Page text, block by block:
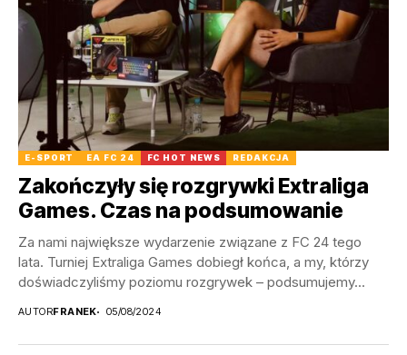
E-SPORT EA FC 24 FC HOT NEWS REDAKCJA
Zakończyły się rozgrywki Extraliga
Games. Czas na podsumowanie
Za nami największe wydarzenie związane z FC 24 tego
lata. Turniej Extraliga Games dobiegł końca, a my, którzy
doświadczyliśmy poziomu rozgrywek – podsumujemy...
AUTORFRANEK 05/08/2024